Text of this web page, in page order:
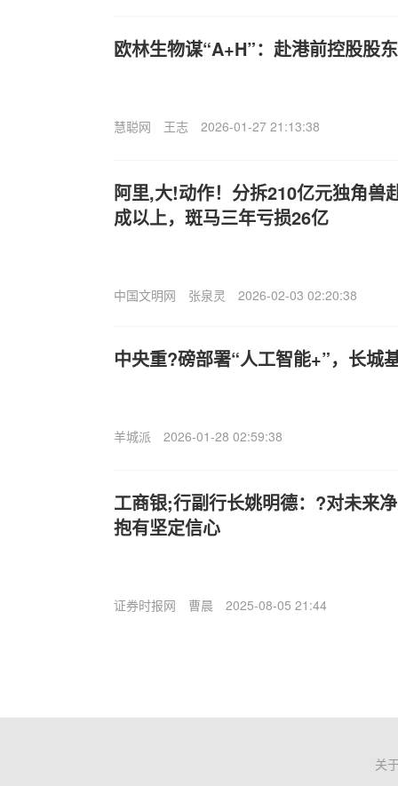
欧林生物谋“A+H”：赴港前控股股
慧聪网 王志 2026-01-27 21:13:38
阿里,大!动作！分拆210亿元独角兽
成以上，斑马三年亏损26亿
中国文明网 张泉灵 2026-02-03 02:20:38
中央重?磅部署“人工智能+”，长城
羊城派 2026-01-28 02:59:38
工商银;行副行长姚明德：?对未来
抱有坚定信心
证券时报网 曹晨 2025-08-05 21:44
关